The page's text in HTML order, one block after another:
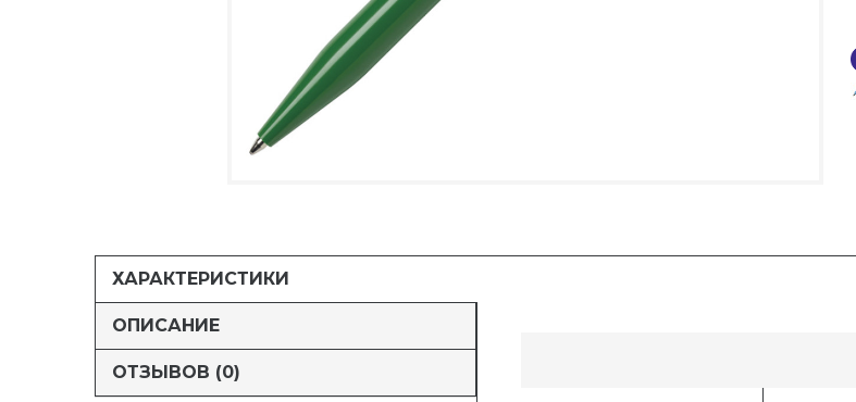
ХАРАКТЕРИСТИКИ
ОПИСАНИЕ
ОТЗЫВОВ (0)